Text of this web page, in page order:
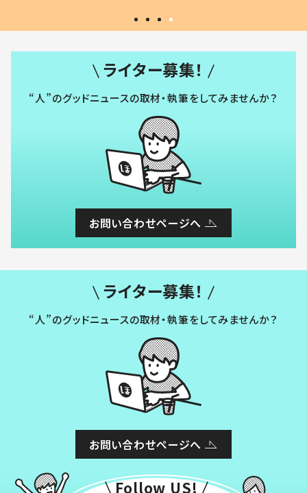
ライター募集！
“人”のグッドニュースの取材・執筆をしてみませんか？
お問い合わせページへ
ライター募集！
“人”のグッドニュースの取材・執筆をしてみませんか？
お問い合わせページへ
Follow US!